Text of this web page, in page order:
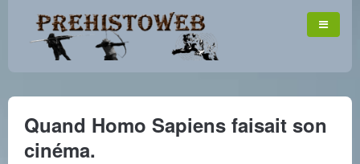
Quand Homo Sapiens faisait son
cinéma.